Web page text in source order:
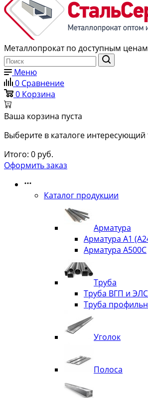
Металлопрокат по доступным
Меню
0 Сравнение
0 Корзина
Ваша корзина пуста
Выберите в каталоге
Итого: 0 руб.
Оформить заказ
Каталог продукции
Арматура
Арматура А1
Арматура А500С
Труба
Труба ВГП и
Труба
Уголок
Полоса